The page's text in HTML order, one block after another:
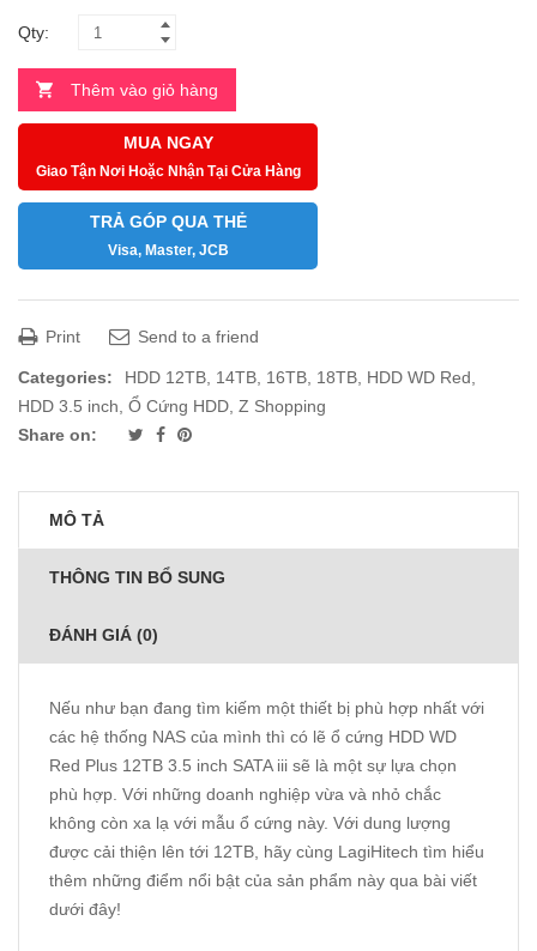
Qty:
Thêm vào giỏ hàng
MUA NGAY
Giao Tận Nơi Hoặc Nhận Tại Cửa Hàng
TRẢ GÓP QUA THẺ
Visa, Master, JCB
Print Send to a friend
Categories: HDD 12TB, 14TB, 16TB, 18TB, HDD WD Red,
HDD 3.5 inch, Ổ Cứng HDD, Z Shopping
Share on:
MÔ TẢ
THÔNG TIN BỔ SUNG
ĐÁNH GIÁ (0)
Nếu như bạn đang tìm kiếm một thiết bị phù hợp nhất với
các hệ thống NAS của mình thì có lẽ ổ cứng HDD WD
Red Plus 12TB 3.5 inch SATA iii sẽ là một sự lựa chọn
phù hợp. Với những doanh nghiệp vừa và nhỏ chắc
không còn xa lạ với mẫu ổ cứng này. Với dung lượng
được cải thiện lên tới 12TB, hãy cùng LagiHitech tìm hiểu
thêm những điểm nổi bật của sản phẩm này qua bài viết
dưới đây!